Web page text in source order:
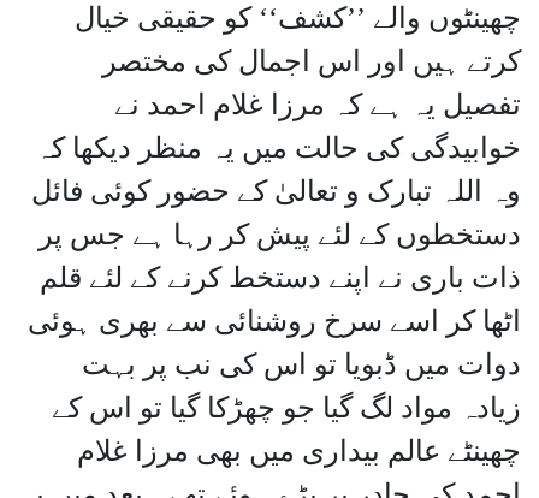
چھینٹوں والے ’’کشف‘‘ کو حقیقی خیال
کرتے ہیں اور اس اجمال کی مختصر
تفصیل یہ ہے کہ مرزا غلام احمد نے
خوابیدگی کی حالت میں یہ منظر دیکھا کہ
وہ اللہ تبارک و تعالیٰ کے حضور کوئی فائل
دستخطوں کے لئے پیش کر رہا ہے جس پر
ذات باری نے اپنے دستخط کرنے کے لئے قلم
اٹھا کر اسے سرخ روشنائی سے بھری ہوئی
دوات میں ڈبویا تو اس کی نب پر بہت
زیادہ مواد لگ گیا جو چھڑکا گیا تو اس کے
چھینٹے عالم بیداری میں بھی مرزا غلام